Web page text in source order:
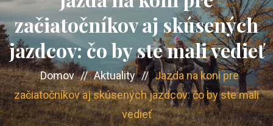
začiatočníkov aj skúsených
jazdcov: čo by ste mali vedieť
Domov // Aktuality // Jazda na koni pre
začiatočníkov aj skúsených jazdcov: čo by ste mali
vedieť